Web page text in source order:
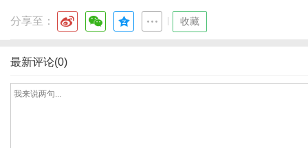
分享至： 收藏
最新评论(0)